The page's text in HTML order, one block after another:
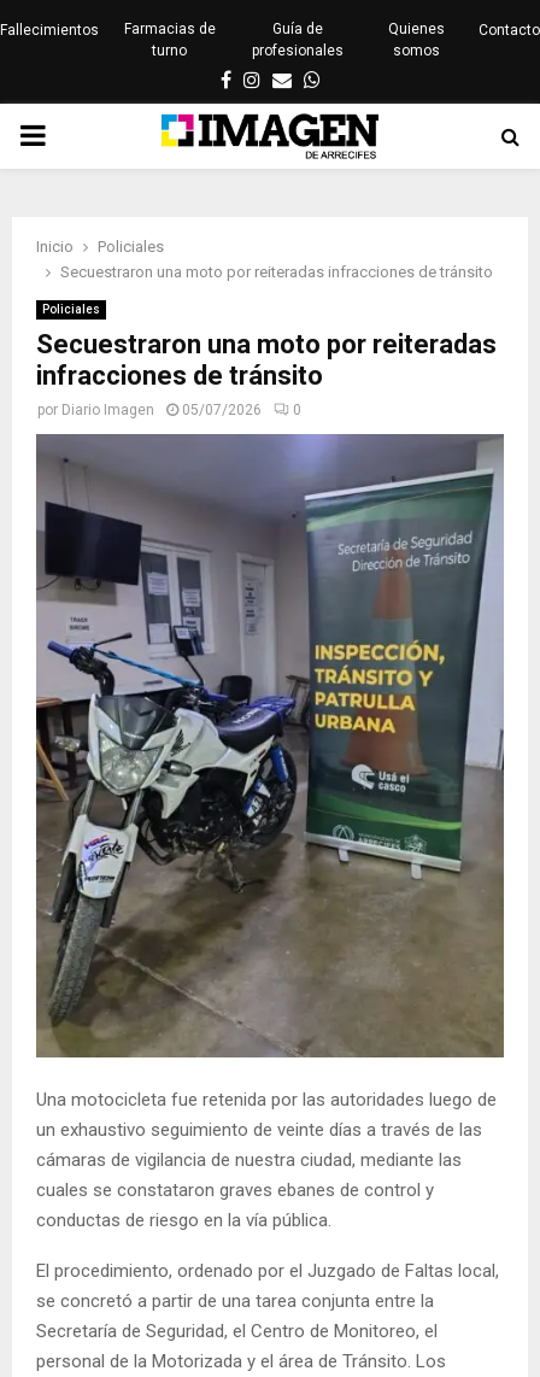
Fallecimientos
Farmacias de
turno
Guía de
profesionales
Quienes
somos
Contacto
Facebook
Instagram
EmailWhatsapp
PRIMARY
Inicio
Policiales
Secuestraron una moto por reiteradas infracciones de tránsito
Policiales
Secuestraron una moto por reiteradas
infracciones de tránsito
por Diario Imagen 05/07/2026 0
Una motocicleta fue retenida por las autoridades luego de
un exhaustivo seguimiento de veinte días a través de las
cámaras de vigilancia de nuestra ciudad, mediante las
cuales se constataron graves ebanes de control y
conductas de riesgo en la vía pública.
El procedimiento, ordenado por el Juzgado de Faltas local,
se concretó a partir de una tarea conjunta entre la
Secretaría de Seguridad, el Centro de Monitoreo, el
personal de la Motorizada y el área de Tránsito. Los